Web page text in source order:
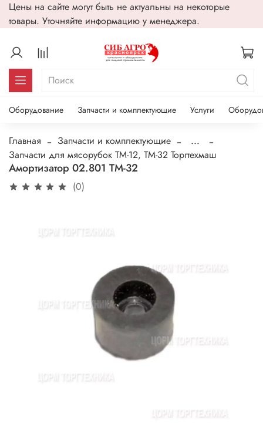
Цены на сайте могут быть не актуальны на некоторые
товары. Уточняйте информацию у менеджера.
Оборудование Запчасти и комплектующие Услуги
Главная Запчасти и комплектующие
...
Запчасти для мясорубок ТМ-12, ТМ-32 Торгтехмаш
Амортизатор 02.801 ТМ-32
(0)